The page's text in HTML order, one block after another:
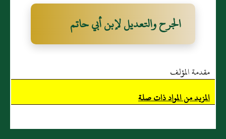
الجرح والتعديل لإبن أبي حاتم
مقدمة المؤلف
المزيد من المواد ذات صلة